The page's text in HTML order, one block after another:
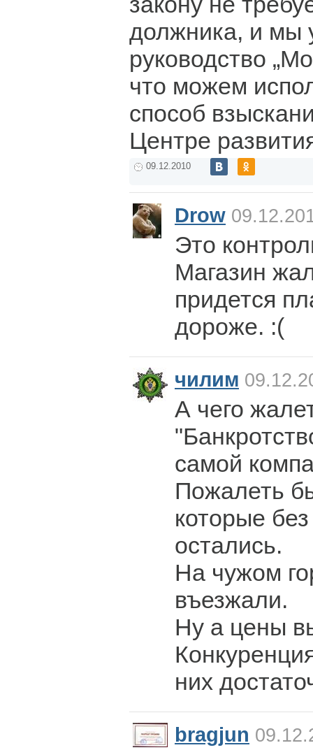
должника, и мы
руководство
что можем
способ
Центре
09.12.2010
Drow
Это
Магазин
придется
дороже. :(
чилим
А чего
самой
Пожалеть
которые
остались.
На чужом
въезжали.
Ну а цены
них
bragjun